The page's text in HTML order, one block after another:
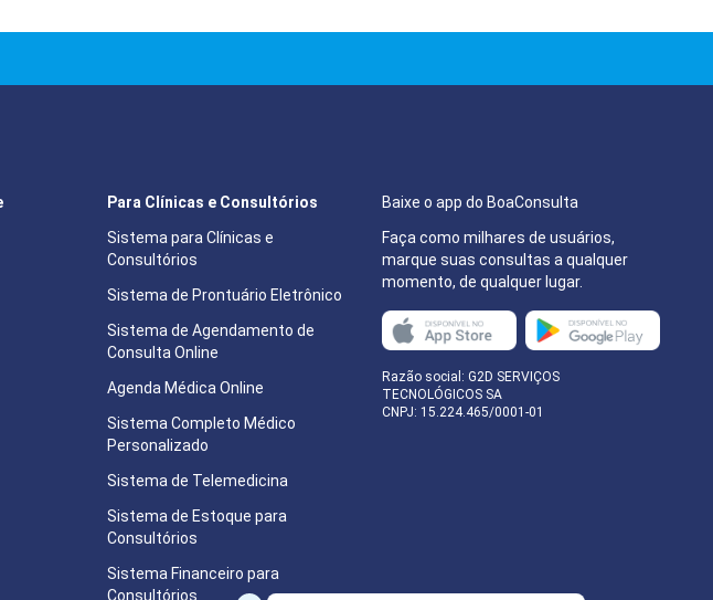
Baixe o app do BoaConsulta
Faça como milhares de usuários,
marque suas consultas a qualquer
momento, de qualquer lugar.
Razão social: G2D SERVIÇOS
TECNOLÓGICOS SA
CNPJ: 15.224.465/0001-01
Para Clínicas e Consultórios
Sistema para Clínicas e
Consultórios
Sistema de Prontuário Eletrônico
Sistema de Agendamento de
Consulta Online
Agenda Médica Online
Sistema Completo Médico
Personalizado
Sistema de Telemedicina
Sistema de Estoque para
Consultórios
Sistema Financeiro para
Consultórios